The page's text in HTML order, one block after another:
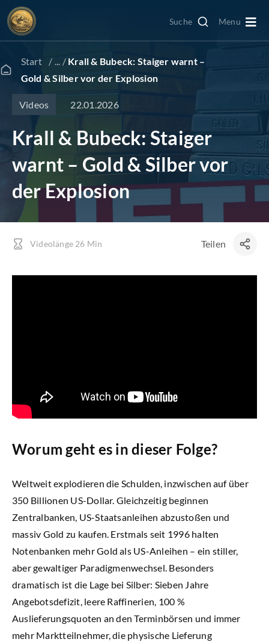
Zum
Inhalt
springen
Suche Menu
Edelmetall kaufen
Edelmetall verkaufen
Goldkonto
Kurse & Charts
Start / ... / Krall & Bubeck: Staiger warnt –
Gold & Silber vor der Explosion
Videos 22.01.2026
Krall & Bubeck: Staiger
warnt – Gold & Silber vor
der Explosion
Videolänge 26 Min Teilen
Worum geht es in dieser Folge?
Weltweit explodieren die Schulden, inzwischen auf über
350 Billionen US-Dollar. Gleichzeitig beginnen
Zentralbanken, US-Staatsanleihen abzustoßen und
massiv Gold zu kaufen. Erstmals seit 1996 halten
Notenbanken mehr Gold als US-Anleihen – ein stiller,
aber gewaltiger Paradigmenwechsel. Besonders
dramatisch ist die Lage bei Silber: Sieben Jahre
Angebotsdefizit, leere Raffinerien, 100 %
Auslieferungsquoten an den Terminbörsen und immer
mehr Marktteilnehmer, die physische Lieferung